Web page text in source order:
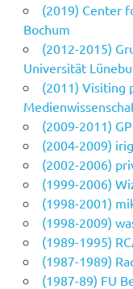
(2019) Center
Bochum
(2012-2015)
Universität
(2011) Visiting
(2009-2011)
(2004-2009)
(2002-2006)
(1999-2006)
(1998-2001)
(1998-2009)
(1989-1995)
(1987-1989)
(1987-89) FU